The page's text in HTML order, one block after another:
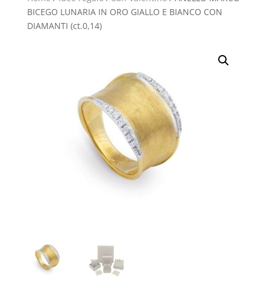
BICEGO LUNARIA IN ORO GIALLO E BIANCO CON
DIAMANTI (ct.0,14)